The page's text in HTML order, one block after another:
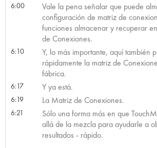
6:00
Vale la pena señalar que puede
configuración de matriz de
funciones almacenar y recuperar
de Conexiones.
6:10
Y, lo más importante, aquí también
rápidamente la matriz de
fábrica.
6:17 Y ya está.
6:19 La Matriz de Conexiones.
6:21
Sólo una forma más en que
allá de la mezcla para ayudarle a
resultados - rápido.